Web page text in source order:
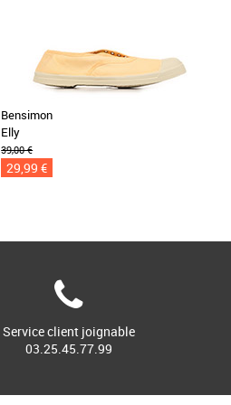
Bensimon
Elly
39,00 €
29,99 €
Service client joignable
03.25.45.77.99